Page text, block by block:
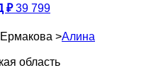
₽ 39 799
>Алина
область